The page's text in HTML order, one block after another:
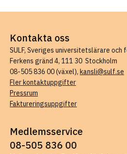
Kontakta oss
SULF, Sveriges universitetslärare och
Ferkens gränd 4, 111 30 Stockholm
08-505 836 00 (växel), kansli@sulf.se
Fler kontaktuppgifter
Pressrum
Faktureringsuppgifter
Medlemsservice
08-505 836 00